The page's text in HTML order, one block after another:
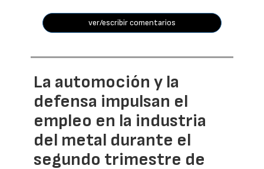
ver/escribir comentarios
La automoción y la
defensa impulsan el
empleo en la industria
del metal durante el
segundo trimestre de